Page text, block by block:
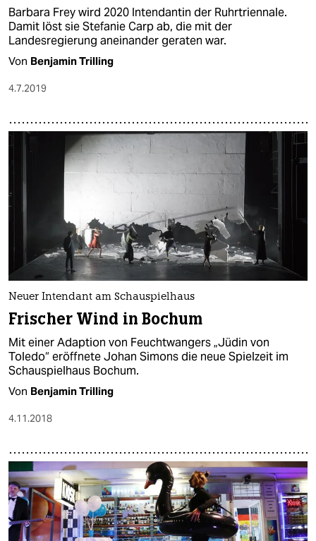
Barbara Frey wird 2020 Intendantin der Ruhrtriennale.
Damit löst sie Stefanie Carp ab, die mit der
Landesregierung aneinander geraten war.
Von Benjamin Trilling
4.7.2019
Neuer Intendant am Schauspielhaus
Frischer Wind in Bochum
Mit einer Adaption von Feuchtwangers „Jüdin von
Toledo“ eröffnete Johan Simons die neue Spielzeit im
Schauspielhaus Bochum.
Von Benjamin Trilling
4.11.2018